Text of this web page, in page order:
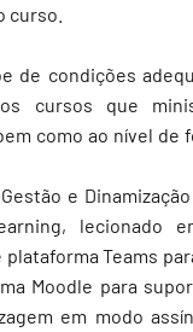
curso.
de condições
cursos que
como ao nível de
e
lecionado
Teams
Moodle para
em modo